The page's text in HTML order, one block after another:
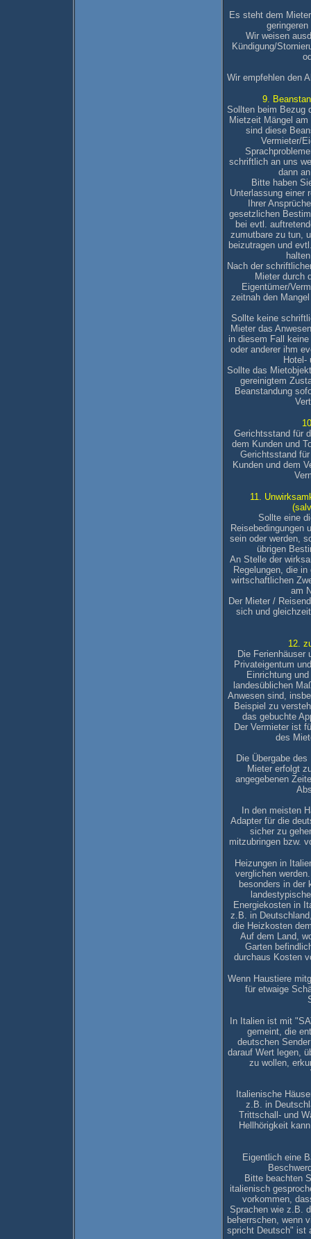
Es steht dem
Wir weisen
Kündigung/
Wir empfehlen den
9.
Sollten beim Bezug
Mietzeit Mängel
sind diese
Vermieter/
schriftlich an uns
dann
Bitte haben
Unterlassung einer
Ihrer
gesetzlichen
bei evtl.
zumutbare zu tun,
beizutragen und
Nach der
Mieter durch
Eigentümer/
zeitnah den
Sollte keine
Mieter das
in diesem Fall
oder anderer ihm
Hotel-
Sollte das
gereinigtem
Beanstandung
Gerichtsstand für
dem Kunden und
Gerichtsstand
Kunden und dem
11.
Sollte eine
Reisebedingungen
sein oder werden,
übrigen
An Stelle der
Regelungen, die
wirtschaftlichen
am
Der Mieter /
sich und
12.
Die Ferienhäuser
Privateigentum
Einrichtung
landesüblichen
Anwesen sind,
Beispiel zu
das gebuchte
Der Vermieter ist
des
Die Übergabe
Mieter erfolgt
angegebenen
In den meisten
Adapter für die
sicher zu
mitzubringen bzw.
Heizungen in
verglichen
besonders in der
Energiekosten in
z.B. in
die Heizkosten
Auf dem Land,
Garten
durchaus Kosten
Wenn Haustiere
für etwaige
In Italien ist mit
gemeint, die
deutschen
darauf Wert legen,
zu wollen,
Italienische
z.B. in
Trittschall- und
Hellhörigkeit
Eigentlich eine
Bitte beachten
italienisch
vorkommen,
Sprachen wie z.B.
beherrschen, wenn
spricht Deutsch" ist